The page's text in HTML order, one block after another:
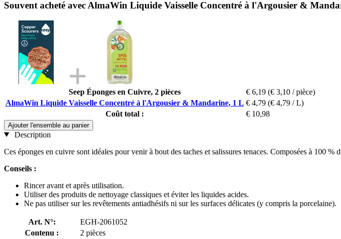
Souvent acheté avec AlmaWin Liquide Vaisselle Concentré à l'Argousier &
Seep Éponges en Cuivre, 2 pièces € 6,19 (€ 3,10 / pièce)
AlmaWin Liquide Vaisselle Concentré à l'Argousier & Mandarine, 1 L € 4,79 (€ 4,79 / L)
Coût total :
€ 10,98
Ajouter l'ensemble au panier
Description
Ces éponges en cuivre sont idéales pour venir à bout des taches et salissures tenaces. Composées à 100
Conseils :
Rincer avant et après utilisation.
Utiliser des produits de nettoyage classiques et éviter les liquides acides.
Ne pas utiliser sur les revêtements antiadhésifs ni sur les surfaces délicates (y compris la porcelaine).
Art. N°:
EGH-2061052
Contenu :
2 pièces